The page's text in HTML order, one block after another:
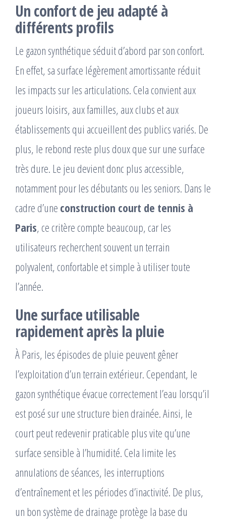
Un confort de jeu adapté à
différents profils
Le gazon synthétique séduit d’abord par son confort.
En effet, sa surface légèrement amortissante réduit
les impacts sur les articulations. Cela convient aux
joueurs loisirs, aux familles, aux clubs et aux
établissements qui accueillent des publics variés. De
plus, le rebond reste plus doux que sur une surface
très dure. Le jeu devient donc plus accessible,
notamment pour les débutants ou les seniors. Dans le
cadre d’une construction court de tennis à
Paris, ce critère compte beaucoup, car les
utilisateurs recherchent souvent un terrain
polyvalent, confortable et simple à utiliser toute
l’année.
Une surface utilisable
rapidement après la pluie
À Paris, les épisodes de pluie peuvent gêner
l’exploitation d’un terrain extérieur. Cependant, le
gazon synthétique évacue correctement l’eau lorsqu’il
est posé sur une structure bien drainée. Ainsi, le
court peut redevenir praticable plus vite qu’une
surface sensible à l’humidité. Cela limite les
annulations de séances, les interruptions
d’entraînement et les périodes d’inactivité. De plus,
un bon système de drainage protège la base du